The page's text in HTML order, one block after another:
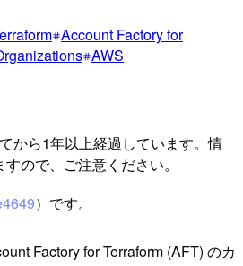
Account Factory for
AWS
から1年以上経過しています。情
ので、ご注意ください。
）です。
Factory for Terraform (AFT) のカ